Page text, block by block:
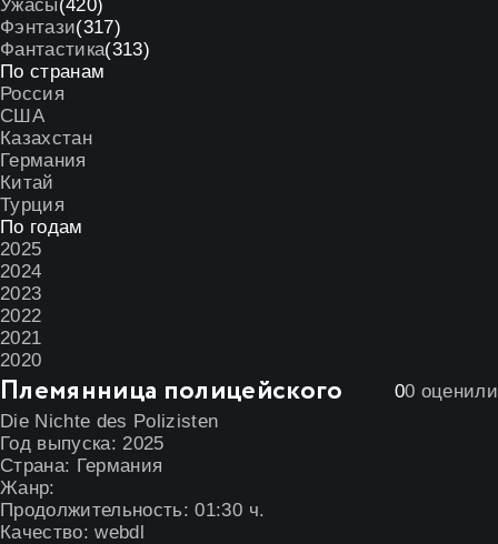
Ужасы(420)
Фэнтази(317)
Фантастика(313)
По странам
Россия
США
Казахстан
Германия
Китай
Турция
По годам
2025
2024
2023
2022
2021
2020
Племянница полицейского 00 оценили
Die Nichte des Polizisten
Год выпуска: 2025
Страна: Германия
Жанр:
Продолжительность: 01:30 ч.
Качество: webdl